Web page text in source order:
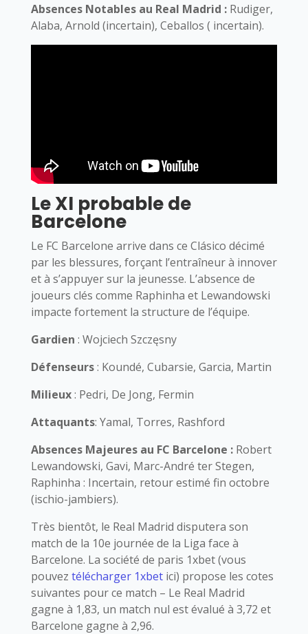
Absences Notables au Real Madrid : Rudiger,
Alaba, Arnold (incertain), Ceballos ( incertain).
Le XI probable de
Barcelone
Le FC Barcelone arrive dans ce Clásico décimé
par les blessures, forçant l’entraîneur à innover
et à s’appuyer sur la jeunesse. L’absence de
joueurs clés comme Raphinha et Lewandowski
impacte fortement la structure de l’équipe.
Gardien : Wojciech Szczęsny
Défenseurs: Koundé, Cubarsie, Garcia, Martin
Milieux: Pedri, De Jong, Fermin
Attaquants: Yamal, Torres, Rashford
Absences Majeures au FC Barcelone : Robert
Lewandowski, Gavi, Marc-André ter Stegen,
Raphinha : Incertain, retour estimé fin octobre
(ischio-jambiers).
Très bientôt, le Real Madrid disputera son
match de la 10e journée de la Liga face à
Barcelone. La société de paris 1xbet (vous
pouvez télécharger 1xbetici) propose les cotes
suivantes pour ce match – Le Real Madrid
gagne à 1,83, un match nul est évalué à 3,72 et
Barcelone gagne à 2,96.